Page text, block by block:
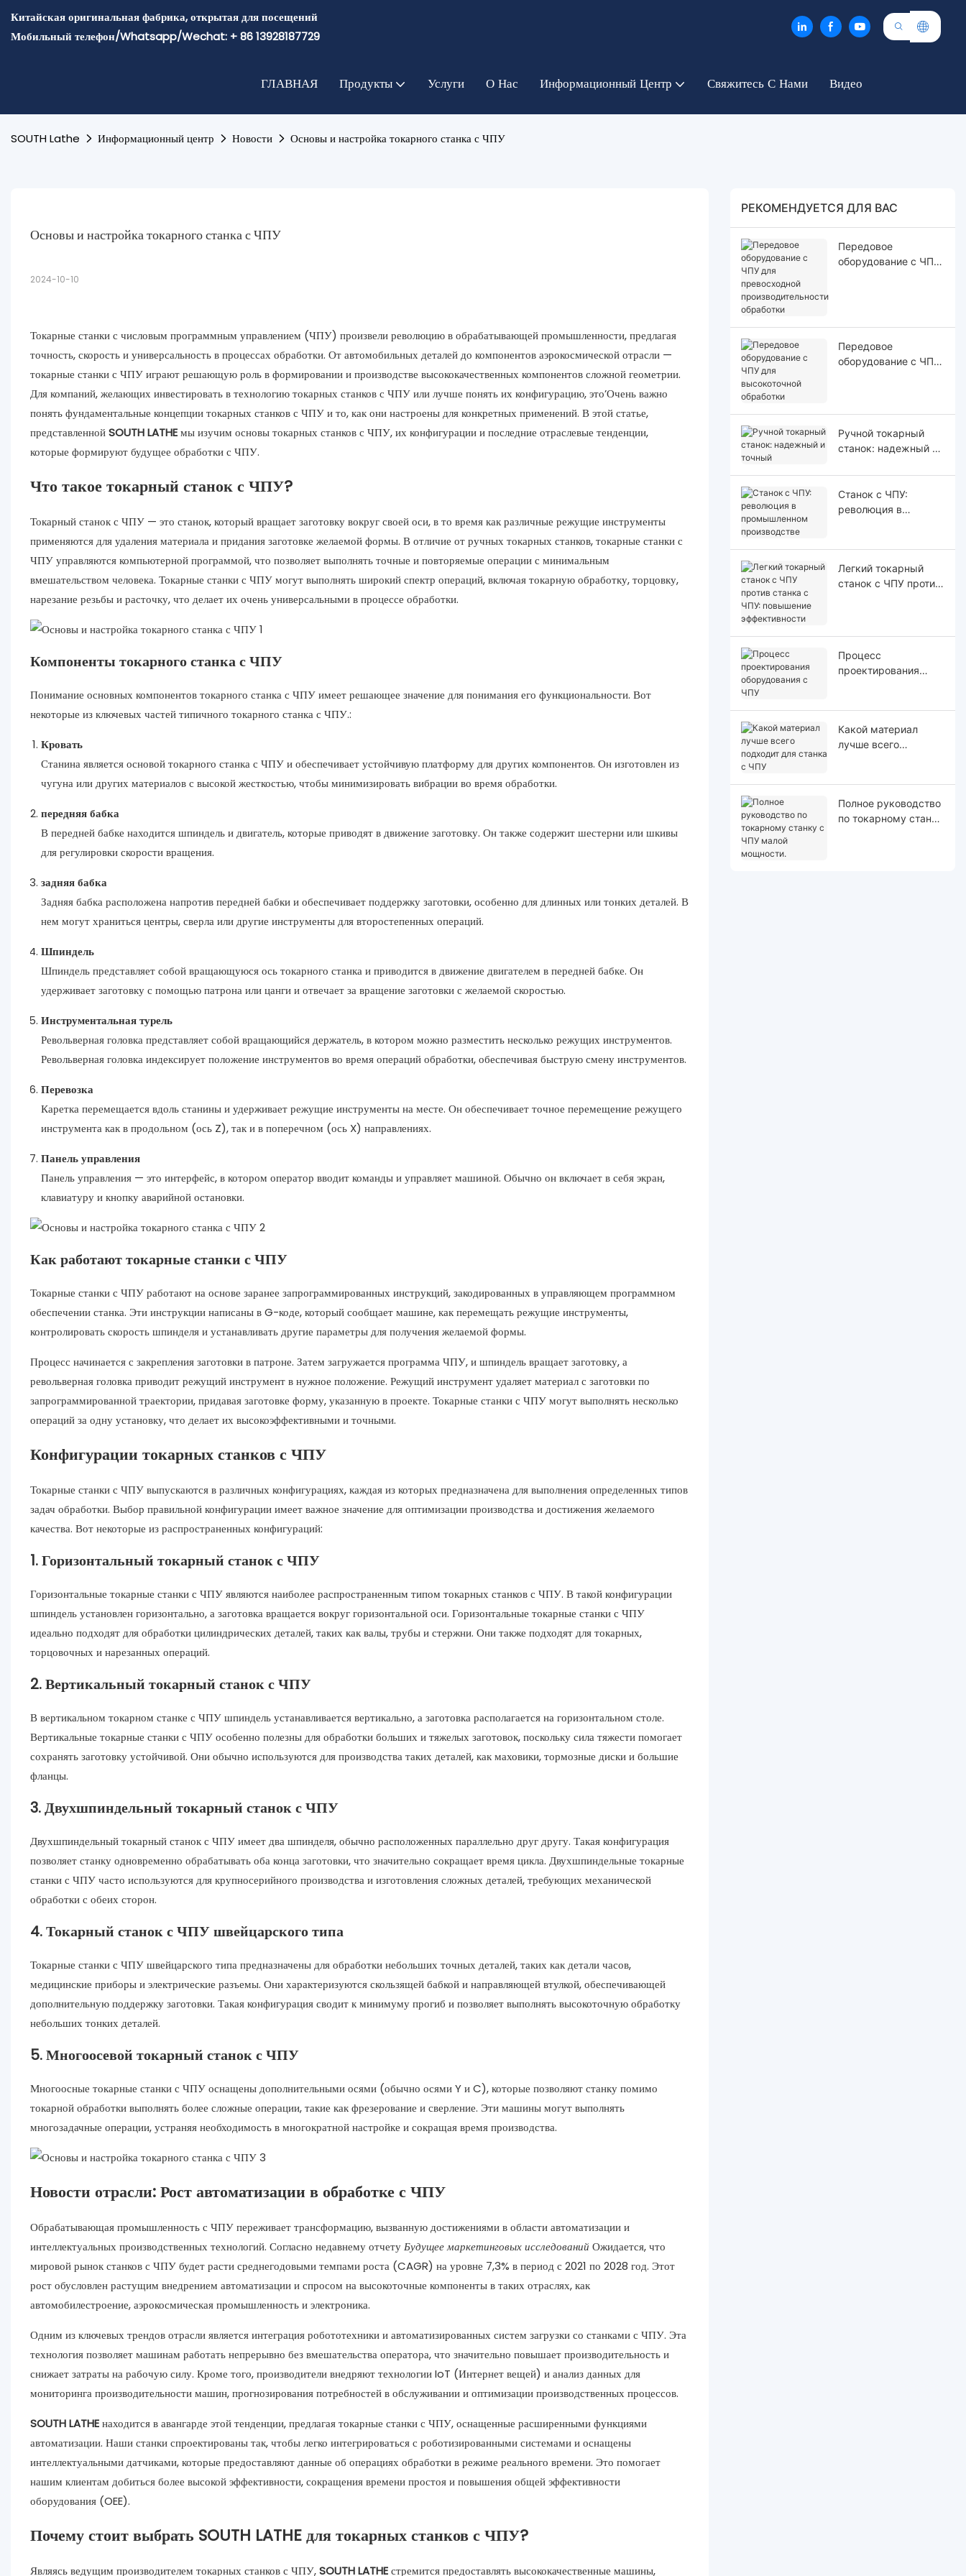
Китайская оригинальная фабрика, открытая для посещений
Мобильный телефон/Whatsapp/Wechat: + 86 13928187729
ГЛАВНАЯ Продукты Услуги О Нас Информационный Центр Свяжитесь С Нами Видео
SOUTH Lathe Информационный центр Новости Основы и настройка токарного станка с ЧПУ
Основы и настройка токарного станка с ЧПУ
2024-10-10
Токарные станки с числовым программным управлением (ЧПУ) произвели революцию в обрабатывающей промышленности, предлагая
точность, скорость и универсальность в процессах обработки. От автомобильных деталей до компонентов аэрокосмической отрасли —
токарные станки с ЧПУ играют решающую роль в формировании и производстве высококачественных компонентов сложной геометрии.
Для компаний, желающих инвестировать в технологию токарных станков с ЧПУ или лучше понять их конфигурацию, это’Очень важно
понять фундаментальные концепции токарных станков с ЧПУ и то, как они настроены для конкретных применений. В этой статье,
представленнойSOUTH LATHEмы изучим основы токарных станков с ЧПУ, их конфигурации и последние отраслевые тенденции,
которые формируют будущее обработки с ЧПУ.
Что такое токарный станок с ЧПУ?
Токарный станок с ЧПУ — это станок, который вращает заготовку вокруг своей оси, в то время как различные режущие инструменты
применяются для удаления материала и придания заготовке желаемой формы. В отличие от ручных токарных станков, токарные станки с
ЧПУ управляются компьютерной программой, что позволяет выполнять точные и повторяемые операции с минимальным
вмешательством человека. Токарные станки с ЧПУ могут выполнять широкий спектр операций, включая токарную обработку, торцовку,
нарезание резьбы и расточку, что делает их очень универсальными в процессе обработки.
Компоненты токарного станка с ЧПУ
Понимание основных компонентов токарного станка с ЧПУ имеет решающее значение для понимания его функциональности. Вот
некоторые из ключевых частей типичного токарного станка с ЧПУ.:
Кровать
Станина является основой токарного станка с ЧПУ и обеспечивает устойчивую платформу для других компонентов. Он изготовлен из
чугуна или других материалов с высокой жесткостью, чтобы минимизировать вибрации во время обработки.
передняя бабка
В передней бабке находится шпиндель и двигатель, которые приводят в движение заготовку. Он также содержит шестерни или шкивы
для регулировки скорости вращения.
задняя бабка
Задняя бабка расположена напротив передней бабки и обеспечивает поддержку заготовки, особенно для длинных или тонких деталей. В
нем могут храниться центры, сверла или другие инструменты для второстепенных операций.
Шпиндель
Шпиндель представляет собой вращающуюся ось токарного станка и приводится в движение двигателем в передней бабке. Он
удерживает заготовку с помощью патрона или цанги и отвечает за вращение заготовки с желаемой скоростью.
Инструментальная турель
Револьверная головка представляет собой вращающийся держатель, в котором можно разместить несколько режущих инструментов.
Револьверная головка индексирует положение инструментов во время операций обработки, обеспечивая быструю смену инструментов.
Перевозка
Каретка перемещается вдоль станины и удерживает режущие инструменты на месте. Он обеспечивает точное перемещение режущего
инструмента как в продольном (ось Z), так и в поперечном (ось X) направлениях.
Панель управления
Панель управления — это интерфейс, в котором оператор вводит команды и управляет машиной. Обычно он включает в себя экран,
клавиатуру и кнопку аварийной остановки.
Как работают токарные станки с ЧПУ
Токарные станки с ЧПУ работают на основе заранее запрограммированных инструкций, закодированных в управляющем программном
обеспечении станка. Эти инструкции написаны в G-коде, который сообщает машине, как перемещать режущие инструменты,
контролировать скорость шпинделя и устанавливать другие параметры для получения желаемой формы.
Процесс начинается с закрепления заготовки в патроне. Затем загружается программа ЧПУ, и шпиндель вращает заготовку, а
револьверная головка приводит режущий инструмент в нужное положение. Режущий инструмент удаляет материал с заготовки по
запрограммированной траектории, придавая заготовке форму, указанную в проекте. Токарные станки с ЧПУ могут выполнять несколько
операций за одну установку, что делает их высокоэффективными и точными.
Конфигурации токарных станков с ЧПУ
Токарные станки с ЧПУ выпускаются в различных конфигурациях, каждая из которых предназначена для выполнения определенных типов
задач обработки. Выбор правильной конфигурации имеет важное значение для оптимизации производства и достижения желаемого
качества. Вот некоторые из распространенных конфигураций:
1. Горизонтальный токарный станок с ЧПУ
Горизонтальные токарные станки с ЧПУ являются наиболее распространенным типом токарных станков с ЧПУ. В такой конфигурации
шпиндель установлен горизонтально, а заготовка вращается вокруг горизонтальной оси. Горизонтальные токарные станки с ЧПУ
идеально подходят для обработки цилиндрических деталей, таких как валы, трубы и стержни. Они также подходят для токарных,
торцовочных и нарезанных операций.
2. Вертикальный токарный станок с ЧПУ
В вертикальном токарном станке с ЧПУ шпиндель устанавливается вертикально, а заготовка располагается на горизонтальном столе.
Вертикальные токарные станки с ЧПУ особенно полезны для обработки больших и тяжелых заготовок, поскольку сила тяжести помогает
сохранять заготовку устойчивой. Они обычно используются для производства таких деталей, как маховики, тормозные диски и большие
фланцы.
3. Двухшпиндельный токарный станок с ЧПУ
Двухшпиндельный токарный станок с ЧПУ имеет два шпинделя, обычно расположенных параллельно друг другу. Такая конфигурация
позволяет станку одновременно обрабатывать оба конца заготовки, что значительно сокращает время цикла. Двухшпиндельные токарные
станки с ЧПУ часто используются для крупносерийного производства и изготовления сложных деталей, требующих механической
обработки с обеих сторон.
4. Токарный станок с ЧПУ швейцарского типа
Токарные станки с ЧПУ швейцарского типа предназначены для обработки небольших точных деталей, таких как детали часов,
медицинские приборы и электрические разъемы. Они характеризуются скользящей бабкой и направляющей втулкой, обеспечивающей
дополнительную поддержку заготовки. Такая конфигурация сводит к минимуму прогиб и позволяет выполнять высокоточную обработку
небольших тонких деталей.
5. Многоосевой токарный станок с ЧПУ
Многоосные токарные станки с ЧПУ оснащены дополнительными осями (обычно осями Y и C), которые позволяют станку помимо
токарной обработки выполнять более сложные операции, такие как фрезерование и сверление. Эти машины могут выполнять
многозадачные операции, устраняя необходимость в многократной настройке и сокращая время производства.
Новости отрасли: Рост автоматизации в обработке с ЧПУ
Обрабатывающая промышленность с ЧПУ переживает трансформацию, вызванную достижениями в области автоматизации и
интеллектуальных производственных технологий. Согласно недавнему отчетуБудущее маркетинговых исследований Ожидается, что
мировой рынок станков с ЧПУ будет расти среднегодовыми темпами роста (CAGR) на уровне 7,3% в период с 2021 по 2028 год. Этот
рост обусловлен растущим внедрением автоматизации и спросом на высокоточные компоненты в таких отраслях, как
автомобилестроение, аэрокосмическая промышленность и электроника.
Одним из ключевых трендов отрасли является интеграция робототехники и автоматизированных систем загрузки со станками с ЧПУ. Эта
технология позволяет машинам работать непрерывно без вмешательства оператора, что значительно повышает производительность и
снижает затраты на рабочую силу. Кроме того, производители внедряют технологии IoT (Интернет вещей) и анализ данных для
мониторинга производительности машин, прогнозирования потребностей в обслуживании и оптимизации производственных процессов.
SOUTH LATHEнаходится в авангарде этой тенденции, предлагая токарные станки с ЧПУ, оснащенные расширенными функциями
автоматизации. Наши станки спроектированы так, чтобы легко интегрироваться с роботизированными системами и оснащены
интеллектуальными датчиками, которые предоставляют данные об операциях обработки в режиме реального времени. Это помогает
нашим клиентам добиться более высокой эффективности, сокращения времени простоя и повышения общей эффективности
оборудования (OEE).
Почему стоит выбрать SOUTH LATHE для токарных станков с ЧПУ?
Являясь ведущим производителем токарных станков с ЧПУ,SOUTH LATHEстремится предоставлять высококачественные машины,
РЕКОМЕНДУЕТСЯ ДЛЯ ВАС
Передовое
оборудование с ЧПУ
Передовое
оборудование с ЧПУ
Ручной токарный
станок: надежный и
Станок с ЧПУ:
революция в
Легкий токарный
станок с ЧПУ против
Процесс
проектирования
Какой материал
лучше всего
Полное руководство
по токарному станку